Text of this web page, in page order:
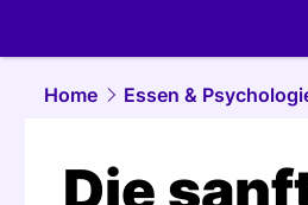
Home
Essen &
Die